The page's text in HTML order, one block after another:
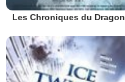
Les Chroniques du Dragon